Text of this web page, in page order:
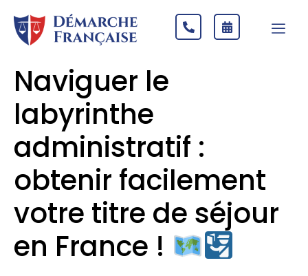
Naviguer le
labyrinthe
administratif :
obtenir facilement
votre titre de séjour
en France !